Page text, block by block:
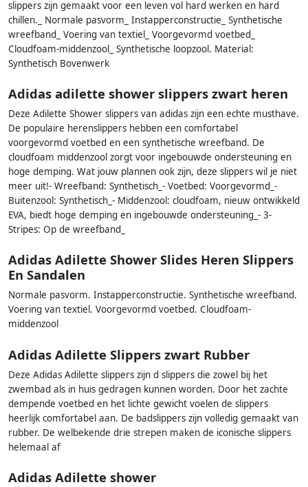
slippers zijn gemaakt voor een leven vol hard werken en hard
chillen._ Normale pasvorm_ Instapperconstructie_ Synthetische
wreefband_ Voering van textiel_ Voorgevormd voetbed_
Cloudfoam-middenzool_ Synthetische loopzool. Material:
Synthetisch Bovenwerk
Adidas adilette shower slippers zwart heren
Deze Adilette Shower slippers van adidas zijn een echte musthave.
De populaire herenslippers hebben een comfortabel
voorgevormd voetbed en een synthetische wreefband. De
cloudfoam middenzool zorgt voor ingebouwde ondersteuning en
hoge demping. Wat jouw plannen ook zijn, deze slippers wil je niet
meer uit!- Wreefband: Synthetisch_- Voetbed: Voorgevormd_-
Buitenzool: Synthetisch_- Middenzool: cloudfoam, nieuw ontwikkeld
EVA, biedt hoge demping en ingebouwde ondersteuning_- 3-
Stripes: Op de wreefband_
Adidas Adilette Shower Slides Heren Slippers
En Sandalen
Normale pasvorm. Instapperconstructie. Synthetische wreefband.
Voering van textiel. Voorgevormd voetbed. Cloudfoam-
middenzool
Adidas Adilette Slippers zwart Rubber
Deze Adidas Adilette slippers zijn d slippers die zowel bij het
zwembad als in huis gedragen kunnen worden. Door het zachte
dempende voetbed en het lichte gewicht voelen de slippers
heerlijk comfortabel aan. De badslippers zijn volledig gemaakt van
rubber. De welbekende drie strepen maken de iconische slippers
helemaal af
Adidas Adilette shower